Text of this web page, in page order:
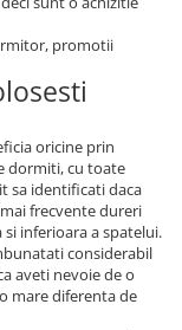
promotii
oricine prin
dormiti, cu toate
sa identificati daca
frecvente dureri
inferioara a spatelui.
considerabil
aveti nevoie de o
mare diferenta de